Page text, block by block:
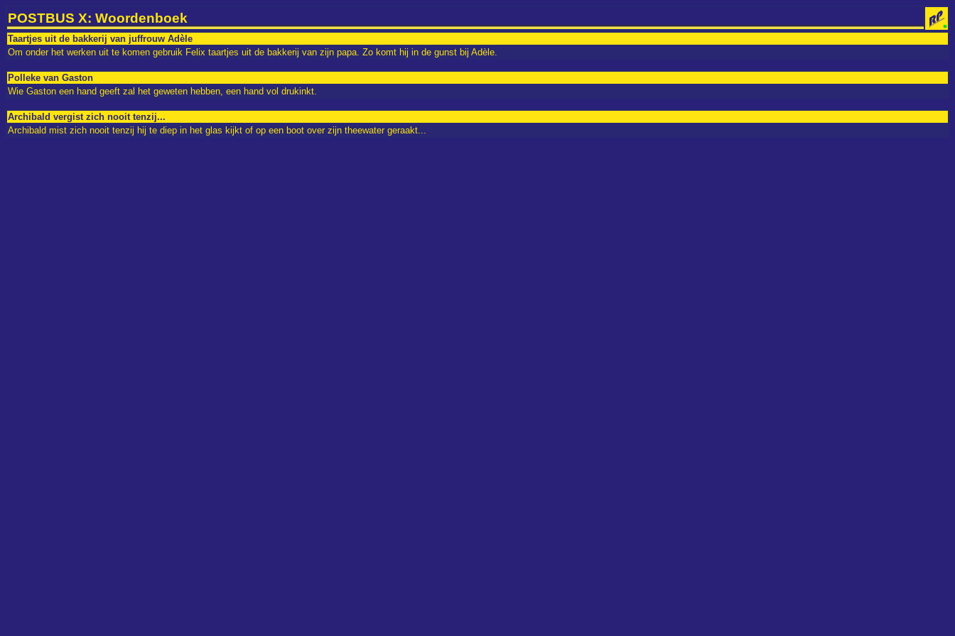
POSTBUS X: Woordenboek
Taartjes uit de bakkerij van juffrouw Adèle
Om onder het werken uit te komen gebruik Felix taartjes uit de bakkerij van zijn papa. Zo komt hij in de gunst bij Adèle.
Polleke van Gaston
Wie Gaston een hand geeft zal het geweten hebben, een hand vol drukinkt.
Archibald vergist zich nooit tenzij...
Archibald mist zich nooit tenzij hij te diep in het glas kijkt of op een boot over zijn theewater geraakt...